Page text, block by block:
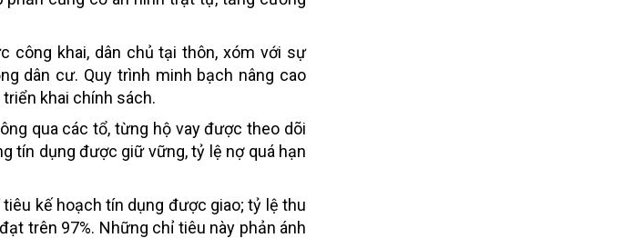
khai, dân chủ tại thôn, xóm với sự
dân cư. Quy trình minh bạch nâng cao
khai chính sách.
qua các tổ, từng hộ vay được theo dõi
tín dụng được giữ vững, tỷ lệ nợ quá hạn
kế hoạch tín dụng được giao; tỷ lệ thu
trên 97%. Những chỉ tiêu này phản ánh